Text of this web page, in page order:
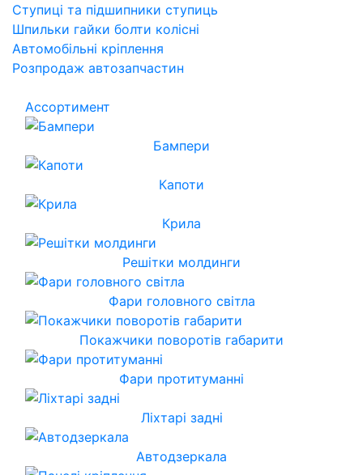
Ступиці та підшипники ступиць
Шпильки гайки болти колісні
Автомобільні кріплення
Розпродаж автозапчастин
Ассортимент
Бампери
Капоти
Крила
Решітки молдинги
Фари головного світла
Покажчики поворотів габарити
Фари протитуманні
Ліхтарі задні
Автодзеркала